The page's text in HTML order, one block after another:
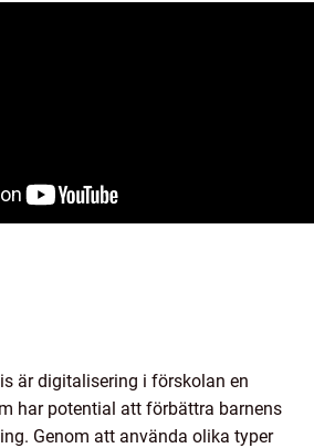
är digitalisering i förskolan en
har potential att förbättra barnens
Genom att använda olika typer